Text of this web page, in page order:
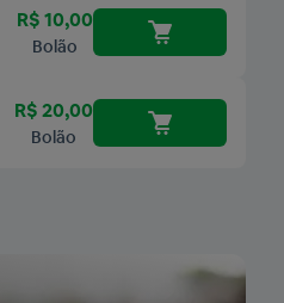
R$ 10,00
Bolão
R$ 20,00
Bolão